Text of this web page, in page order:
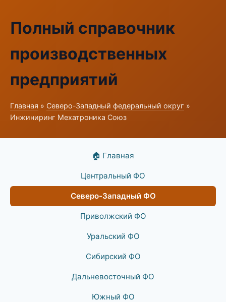
Полный справочник
производственных
предприятий
Главная » Северо-Западный федеральный округ »
Инжиниринг Мехатроника Союз
🏠 Главная
Центральный ФО
Северо-Западный ФО
Приволжский ФО
Уральский ФО
Сибирский ФО
Дальневосточный ФО
Южный ФО